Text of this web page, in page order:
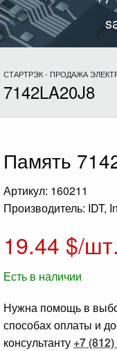
СТАРТРЭК - ПРОДАЖА
7142LA20J8
Память
Артикул: 160211
Производитель: IDT,
19.44 $/шт.
Есть в наличии
Нужна помощь в
способах оплаты и
консультанту +7